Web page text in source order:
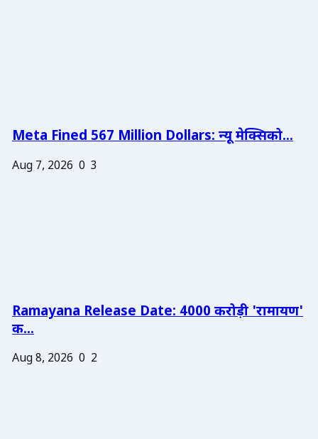
Meta Fined 567 Million Dollars: न्यू मेक्सिको...
Aug 7, 2026 0 3
Ramayana Release Date: 4000 करोड़ी 'रामायण'
क...
Aug 8, 2026 0 2